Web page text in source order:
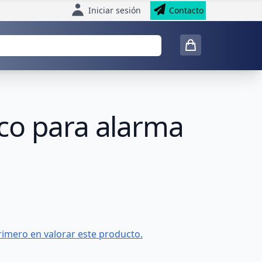
Iniciar sesión Contacto
para alarma
en valorar este producto.